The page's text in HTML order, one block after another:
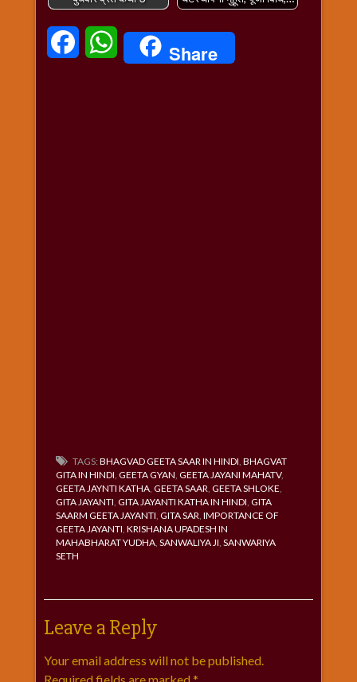
FacebookWhatsAppShare
TAGS: BHAGVAD GEETA SAAR IN HINDI, BHAGVAT
GITA IN HINDI, GEETA GYAN, GEETA JAYANI MAHATV,
GEETA JAYNTI KATHA, GEETA SAAR, GEETA SHLOKE,
GITA JAYANTI, GITA JAYANTI KATHA IN HINDI, GITA
SAARM GEETA JAYANTI, GITA SAR, IMPORTANCE OF
GEETA JAYANTI, KRISHANA UPADESH IN
MAHABHARAT YUDHA, SANWALIYA JI, SANWARIYA
SETH
Leave a Reply
Your email address will not be published.